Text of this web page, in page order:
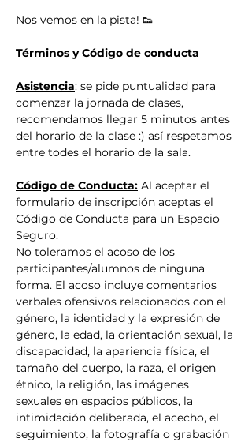
Nos vemos en la pista! 👟
Términos y Código de conducta
Asistencia: se pide puntualidad para
comenzar la jornada de clases,
recomendamos llegar 5 minutos antes
del horario de la clase :) así respetamos
entre todes el horario de la sala.
Código de Conducta: Al aceptar el
formulario de inscripción aceptas el
Código de Conducta para un Espacio
Seguro.
No toleramos el acoso de los
participantes/alumnos de ninguna
forma. El acoso incluye comentarios
verbales ofensivos relacionados con el
género, la identidad y la expresión de
género, la edad, la orientación sexual, la
discapacidad, la apariencia física, el
tamaño del cuerpo, la raza, el origen
étnico, la religión, las imágenes
sexuales en espacios públicos, la
intimidación deliberada, el acecho, el
seguimiento, la fotografía o grabación